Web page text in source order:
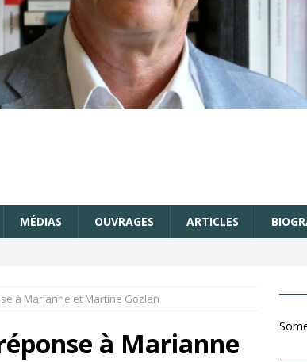
MÉDIAS OUVRAGES ARTICLES
à Marianne et Martine Gozlan
à Marianne